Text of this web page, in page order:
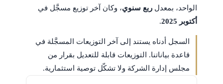
الواحد، بمعدل ربع سنوي، وكان آخر توزيع مسجَّل في
أكتوبر 2025
.
السجل أدناه يستند إلى آخر التوزيعات المسجَّلة في
قاعدة بياناتنا. التوزيعات قابلة للتعديل بقرار من
مجلس إدارة الشركة ولا تشكّل توصية استثمارية.